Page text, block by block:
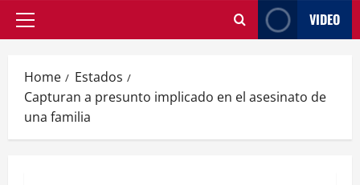
Primary
VIDEO
Home
Estados
Capturan a presunto implicado en el asesinato de
una familia